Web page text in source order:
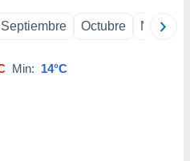
Septiembre Octubre
Min: 14°C